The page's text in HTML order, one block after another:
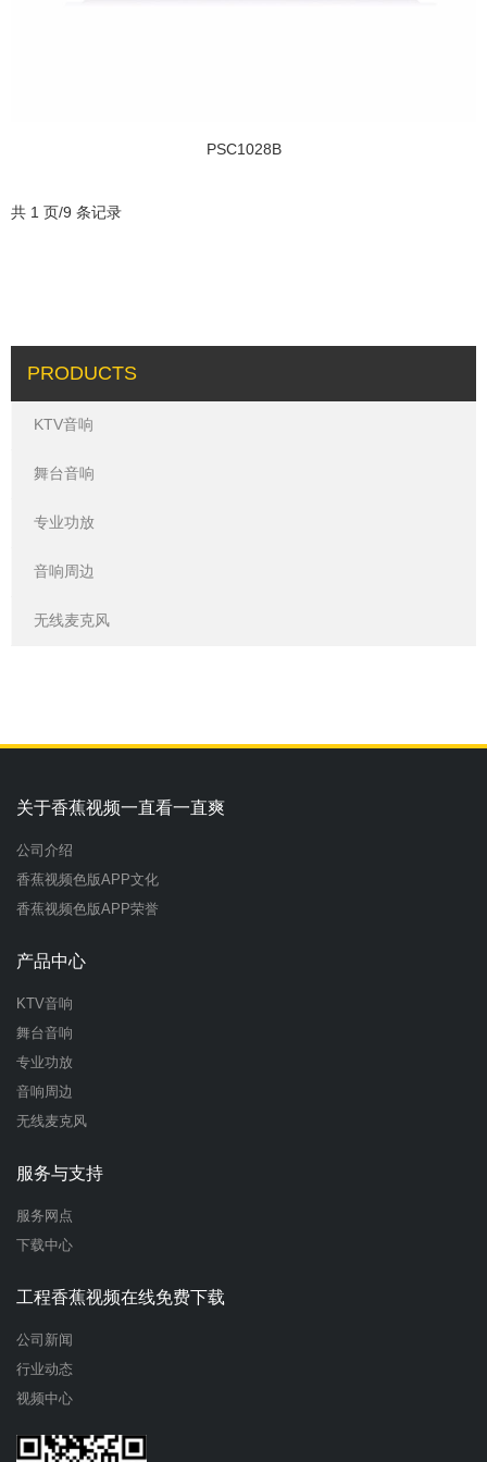
PSC1028B
共 1 页/9 条记录
PRODUCTS
KTV音响
舞台音响
专业功放
音响周边
无线麦克风
关于香蕉视频一直看一直爽
公司介绍
香蕉视频色版APP文化
香蕉视频色版APP荣誉
产品中心
KTV音响
舞台音响
专业功放
音响周边
无线麦克风
服务与支持
服务网点
下载中心
工程香蕉视频在线免费下载
公司新闻
行业动态
视频中心